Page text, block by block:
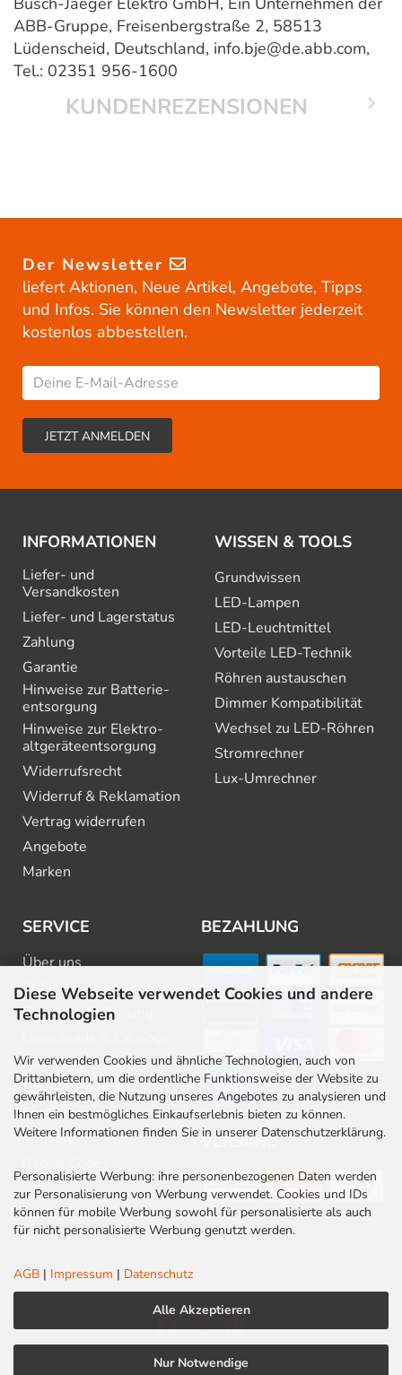
Diese Webseite verwendet Cookies und andere
Technologien
Wir verwenden Cookies und ähnliche Technologien, auch von
Drittanbietern, um die ordentliche Funktionsweise der Website zu
gewährleisten, die Nutzung unseres Angebotes zu analysieren und
Ihnen ein bestmögliches Einkaufserlebnis bieten zu können.
Weitere Informationen finden Sie in unserer Datenschutzerklärung.
Personalisierte Werbung: ihre personenbezogenen Daten werden
zur Personalisierung von Werbung verwendet. Cookies und IDs
können für mobile Werbung sowohl für personalisierte als auch
für nicht personalisierte Werbung genutzt werden.
AGB | Impressum | Datenschutz
Alle Akzeptieren
Nur Notwendige
ABB-Gruppe, Freisenbergstraße 2, 58513
Lüdenscheid, Deutschland, info.bje@de.abb.com,
Tel.: 02351 956-1600
KUNDENREZENSIONEN
Der Newsletter
liefert Aktionen, Neue Artikel, Angebote, Tipps
und Infos. Sie können den Newsletter jederzeit
kostenlos abbestellen.
INFORMATIONEN
Liefer- und
Versandkosten
Liefer- und Lagerstatus
Zahlung
Garantie
Hinweise zur Batterie­
entsorgung
Hinweise zur Elektro­
altgeräte­entsorgung
Widerrufsrecht
Widerruf & Reklamation
Vertrag widerrufen
Angebote
Marken
WISSEN & TOOLS
Grundwissen
LED-Lampen
LED-Leuchtmittel
Vorteile LED-Technik
Röhren austauschen
Dimmer Kompatibilität
Wechsel zu LED-Röhren
Stromrechner
Lux-Umrechner
SERVICE
Über uns
FAQ
Beratung & Planung
Newsletter
Barrierefreiheit
Stellenangebote
Kontakt
BEZAHLUNG
VERSAND
Impressum | Datenschutz